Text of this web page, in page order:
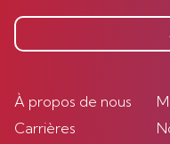
À propos de nous
Carrières